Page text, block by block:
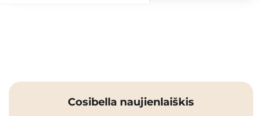
Cosibella naujienlaiškis